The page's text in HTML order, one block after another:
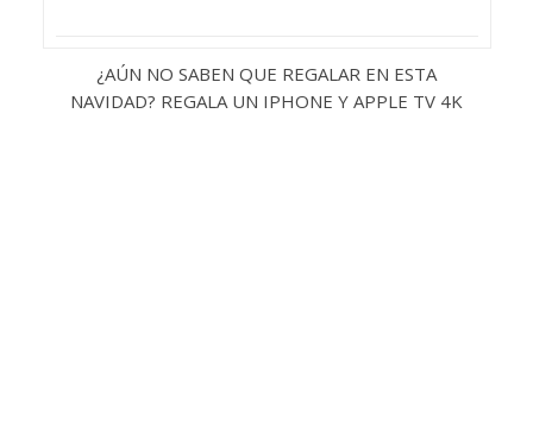
¿AÚN NO SABEN QUE REGALAR EN ESTA
NAVIDAD? REGALA UN IPHONE Y APPLE TV 4K